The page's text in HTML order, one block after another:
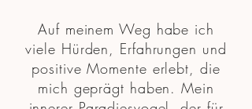
Auf meinem Weg habe ich
viele Hürden, Erfahrungen und
positive Momente erlebt, die
mich geprägt haben. Mein